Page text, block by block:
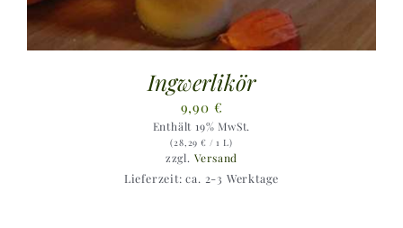
Ingwerlikör
9,90 €
Enthält 19% MwSt.
(28,29€ / 1 L)
zzgl. Versand
Lieferzeit: ca. 2-3 Werktage